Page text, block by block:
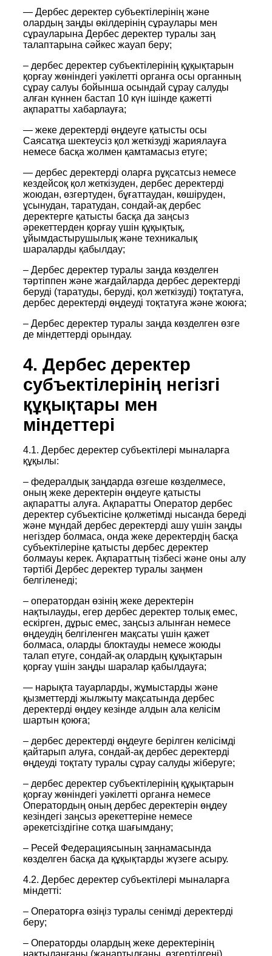
— Дербес деректер субъектілерінің және
олардың заңды өкілдерінің сұраулары мен
сұрауларына Дербес деректер туралы заң
талаптарына сәйкес жауап беру;
– дербес деректер субъектілерінің құқықтарын
қорғау жөніндегі уәкілетті органға осы органның
сұрау салуы бойынша осындай сұрау салуды
алған күннен бастап 10 күн ішінде қажетті
ақпаратты хабарлауға;
— жеке деректерді өңдеуге қатысты осы
Саясатқа шектеусіз қол жеткізуді жариялауға
немесе басқа жолмен қамтамасыз етуге;
— дербес деректерді оларға рұқсатсыз немесе
кездейсоқ қол жеткізуден, дербес деректерді
жоюдан, өзгертуден, бұғаттаудан, көшіруден,
ұсынудан, таратудан, сондай-ақ дербес
деректерге қатысты басқа да заңсыз
әрекеттерден қорғау үшін құқықтық,
ұйымдастырушылық және техникалық
шараларды қабылдау;
– Дербес деректер туралы заңда көзделген
тәртіппен және жағдайларда дербес деректерді
беруді (таратуды, беруді, қол жеткізуді) тоқтатуға,
дербес деректерді өңдеуді тоқтатуға және жоюға;
– Дербес деректер туралы заңда көзделген өзге
де міндеттерді орындау.
4. Дербес деректер
субъектілерінің негізгі
құқықтары мен
міндеттері
4.1. Дербес деректер субъектілері мыналарға
құқылы:
– федералдық заңдарда өзгеше көзделмесе,
оның жеке деректерін өңдеуге қатысты
ақпаратты алуға. Ақпаратты Оператор дербес
деректер субъектісіне қолжетімді нысанда береді
және мұндай дербес деректерді ашу үшін заңды
негіздер болмаса, онда жеке деректердің басқа
субъектілеріне қатысты дербес деректер
болмауы керек. Ақпараттың тізбесі және оны алу
тәртібі Дербес деректер туралы заңмен
белгіленеді;
– оператордан өзінің жеке деректерін
нақтылауды, егер дербес деректер толық емес,
ескірген, дұрыс емес, заңсыз алынған немесе
өңдеудің белгіленген мақсаты үшін қажет
болмаса, оларды блоктауды немесе жоюды
талап етуге, сондай-ақ олардың құқықтарын
қорғау үшін заңды шаралар қабылдауға;
— нарықта тауарларды, жұмыстарды және
қызметтерді жылжыту мақсатында дербес
деректерді өңдеу кезінде алдын ала келісім
шартын қоюға;
– дербес деректерді өңдеуге берілген келісімді
қайтарып алуға, сондай-ақ дербес деректерді
өңдеуді тоқтату туралы сұрау салуды жіберуге;
– дербес деректер субъектілерінің құқықтарын
қорғау жөніндегі уәкілетті органға немесе
Оператордың оның дербес деректерін өңдеу
кезіндегі заңсыз әрекеттеріне немесе
әрекетсіздігіне сотқа шағымдану;
– Ресей Федерациясының заңнамасында
көзделген басқа да құқықтарды жүзеге асыру.
4.2. Дербес деректер субъектілері мыналарға
міндетті:
– Операторға өзіңіз туралы сенімді деректерді
беру;
– Операторды олардың жеке деректерінің
нақтыланғаны (жаңартылғаны, өзгертілгені)